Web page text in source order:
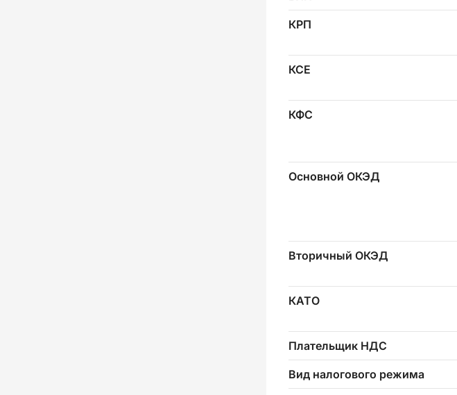
КРП
КСЕ
КФС
Основной ОКЭД
Вторичный ОКЭД
КАТО
Плательщик НДС
Вид налогового режима